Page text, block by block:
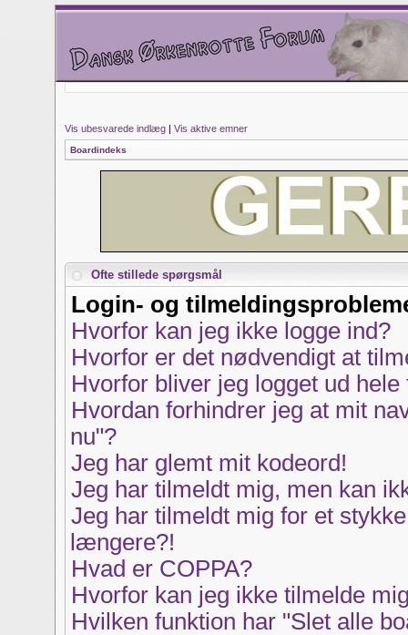
Vis ubesvarede indlæg | Vis aktive emner
Boardindeks
Ofte stillede spørgsmål
Login- og
Hvorfor kan jeg ikke logge ind?
Hvorfor er det nødvendigt at
Hvorfor bliver jeg logget ud hele
Hvordan forhindrer jeg at mit
nu"?
Jeg har glemt mit kodeord!
Jeg har tilmeldt mig, men kan
Jeg har tilmeldt mig for et
længere?!
Hvad er COPPA?
Hvorfor kan jeg ikke tilmelde
Hvilken funktion har "Slet alle